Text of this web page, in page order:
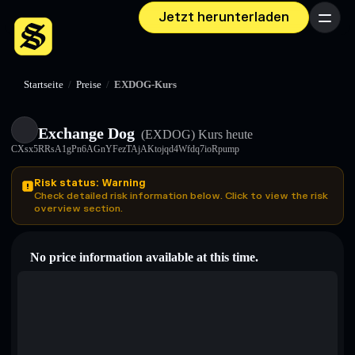
Jetzt herunterladen Menü
Startseite / Preise / EXDOG-Kurs
Exchange Dog (EXDOG) Kurs heute
CXsx5RRsA1gPn6AGnYFezTAjAKtojqd4Wfdq7ioRpump
Risk status: Warning
Check detailed risk information below. Click to view the risk
overview section.
No price information available at this time.